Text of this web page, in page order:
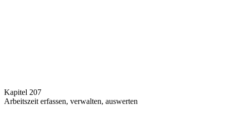
Kapitel 207
Arbeitszeit erfassen, verwalten, auswerten